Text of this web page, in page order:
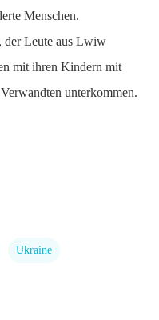
Menschen.
der Leute aus Lwiw
mit ihren Kindern mit
unterkommen.
Ukraine